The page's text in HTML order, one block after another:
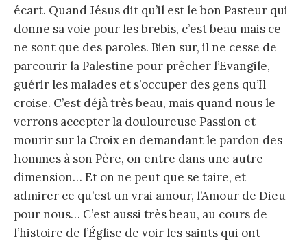
écart. Quand Jésus dit qu’il est le bon Pasteur qui
donne sa voie pour les brebis, c’est beau mais ce
ne sont que des paroles. Bien sur, il ne cesse de
parcourir la Palestine pour prêcher l’Evangile,
guérir les malades et s’occuper des gens qu’Il
croise. C’est déjà très beau, mais quand nous le
verrons accepter la douloureuse Passion et
mourir sur la Croix en demandant le pardon des
hommes à son Père, on entre dans une autre
dimension… Et on ne peut que se taire, et
admirer ce qu’est un vrai amour, l’Amour de Dieu
pour nous… C’est aussi très beau, au cours de
l’histoire de l’Église de voir les saints qui ont